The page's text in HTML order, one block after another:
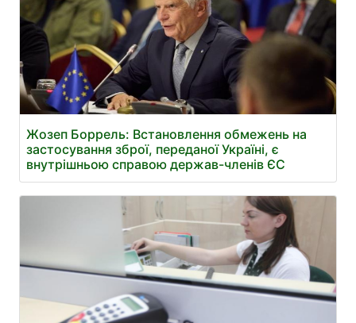
Жозеп Боррель: Встановлення обмежень на
застосування зброї, переданої Україні, є
внутрішньою справою держав-членів ЄС